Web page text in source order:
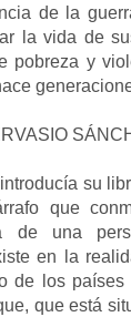
de la
la vida de
pobreza y
su
que
de una
en la
de los países
que está